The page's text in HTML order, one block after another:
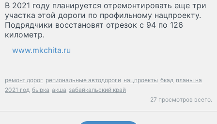
В 2021 году планируется отремонтировать еще три
участка этой дороги по профильному нацпроекту.
Подрядчики восстановят отрезок с 94 по 126
километр.
www.mkchita.ru
ремонт дорог региональные автодороги нацпроекты бкад планы на
2021 год бырка акша забайкальский край
27 просмотров всего.